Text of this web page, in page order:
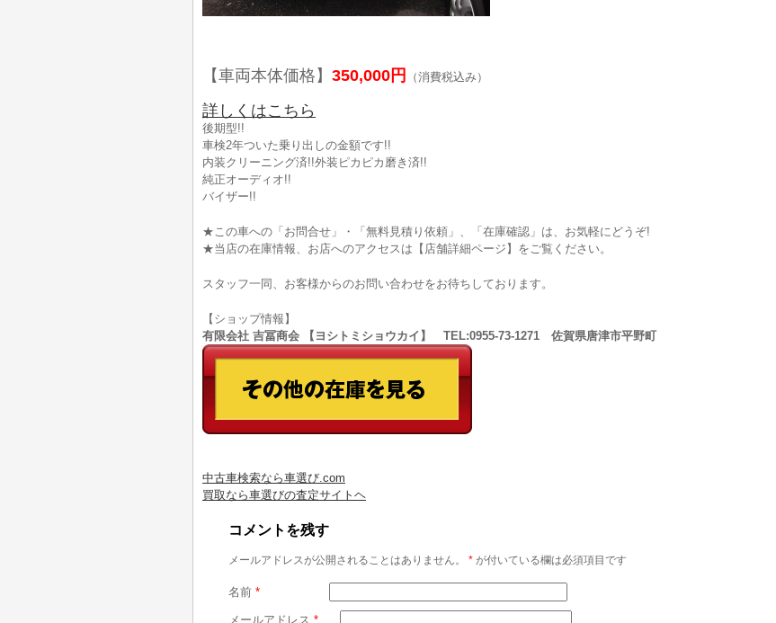
【車両本体価格】 350,000円 （消費税込み）
詳しくはこちら
後期型!!
車検2年ついた乗り出しの金額です!!
内装クリーニング済!!外装ピカピカ磨き済!!
純正オーディオ!!
バイザー!!
★この車への「お問合せ」・「無料見積り依頼」、「在庫確認」は、お気軽にどうぞ!
★当店の在庫情報、お店へのアクセスは【店舗詳細ページ】をご覧ください。
スタッフ一同、お客様からのお問い合わせをお待ちしております。
【ショップ情報】
有限会社 吉冨商会 【ヨシトミショウカイ】 TEL:0955-73-1271 佐賀県唐津市平野町
中古車検索なら車選び.com
買取なら車選びの査定サイトヘ
コメントを残す
メールアドレスが公開されることはありません。 * が付いている欄は必須項目です
名前 *
メールアドレス *